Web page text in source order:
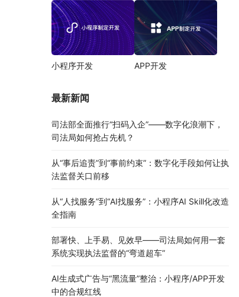
小程序开发 APP开发
最新新闻
司法部全面推行“扫码入企”——数字化浪潮下，
司法局如何抢占先机？
从“事后追责”到“事前约束”：数字化手段如何让执
法监督关口前移
从“人找服务”到“AI找服务”：小程序AI Skill化改造
全指南
部署快、上手易、见效早——司法局如何用一套
系统实现执法监督的“弯道超车”
AI生成式广告与“黑流量”整治：小程序/APP开发
中的合规红线